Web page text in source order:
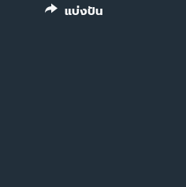
วิทยาศาสตร์แบ่งปัน